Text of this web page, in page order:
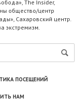
The Insider,
общество/центр
Сахаровский центр.
экстремизм.
ПОСЕЩЕНИЙ
НАМ